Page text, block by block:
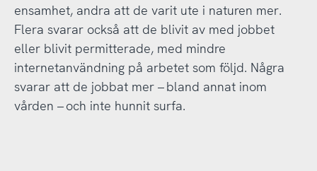
ensamhet, andra att de varit ute i naturen mer.
Flera svarar också att de blivit av med jobbet
eller blivit permitterade, med mindre
internetanvändning på arbetet som följd. Några
svarar att de jobbat mer – bland annat inom
vården – och inte hunnit surfa.